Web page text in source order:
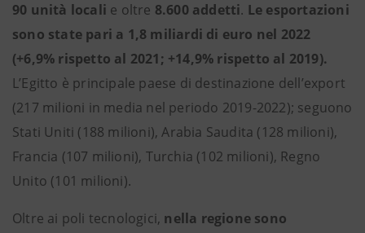
90 unità locali e oltre 8.600 addetti. Le esportazioni
sono state pari a 1,8 miliardi di euro nel 2022
(+6,9% rispetto al 2021; +14,9% rispetto al 2019).
L’Egitto è principale paese di destinazione dell’export
(217 milioni in media nel periodo 2019-2022); seguono
Stati Uniti (188 milioni), Arabia Saudita (128 milioni),
Francia (107 milioni), Turchia (102 milioni), Regno
Unito (101 milioni).
Oltre ai poli tecnologici, nella regione sono